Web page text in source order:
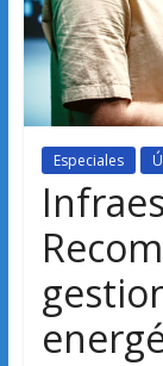
Especiales